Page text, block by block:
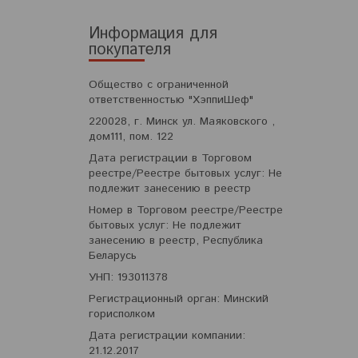
Информация для
покупателя
Общество с ограниченной
ответственностью "ХэппиШеф"
220028, г. Минск ул. Маяковского ,
дом111, пом. 122
Дата регистрации в Торговом
реестре/Реестре бытовых услуг: Не
подлежит занесению в реестр
Номер в Торговом реестре/Реестре
бытовых услуг: Не подлежит
занесению в реестр, Республика
Беларусь
УНП: 193011378
Регистрационный орган: Минский
горисполком
Дата регистрации компании:
21.12.2017